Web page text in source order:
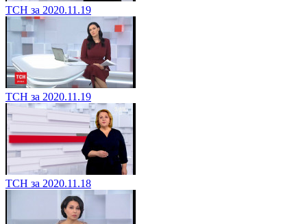
ТСН за 2020.11.19
ТСН за 2020.11.19
ТСН за 2020.11.18